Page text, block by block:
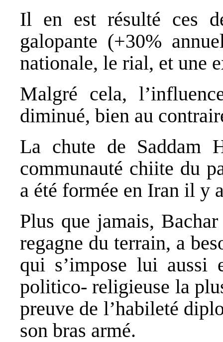
Il en est résulté ces
galopante (+30%
nationale, le rial, et une
Malgré cela,
diminué, bien au
La chute de Saddam
communauté chiite du
a été formée en Iran il y
Plus que jamais,
regagne du terrain, a
qui s’impose lui aussi
politico‐ religieuse la
preuve de l’habileté
son bras armé.